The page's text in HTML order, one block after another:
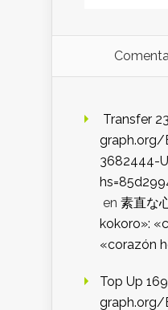
Transfer
graph.org/
3682444-
en 素直な
kokoro»:
«corazón
Top Up
graph.org/